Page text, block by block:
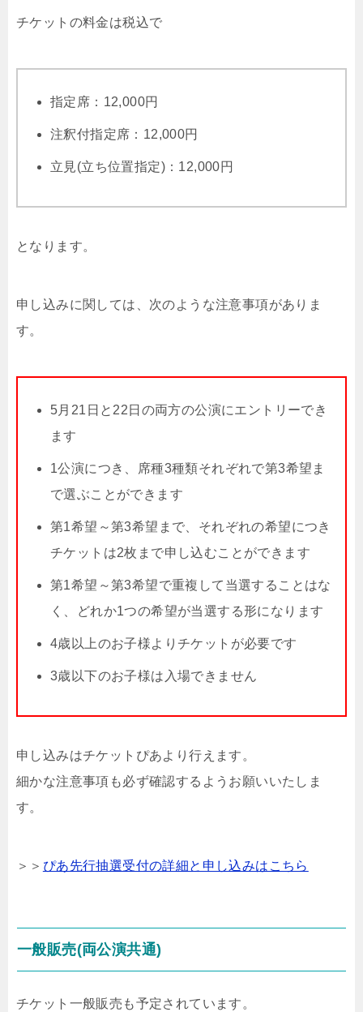
チケットの料金は税込で
指定席：12,000円
注釈付指定席：12,000円
立見(立ち位置指定)：12,000円
となります。
申し込みに関しては、次のような注意事項がありま
す。
5月21日と22日の両方の公演にエントリーでき
ます
1公演につき、席種3種類それぞれで第3希望ま
で選ぶことができます
第1希望～第3希望まで、それぞれの希望につき
チケットは2枚まで申し込むことができます
第1希望～第3希望で重複して当選することはな
く、どれか1つの希望が当選する形になります
4歳以上のお子様よりチケットが必要です
3歳以下のお子様は入場できません
申し込みはチケットぴあより行えます。
細かな注意事項も必ず確認するようお願いいたしま
す。
＞＞ ぴあ先行抽選受付の詳細と申し込みはこちら
一般販売(両公演共通)
チケット一般販売も予定されています。